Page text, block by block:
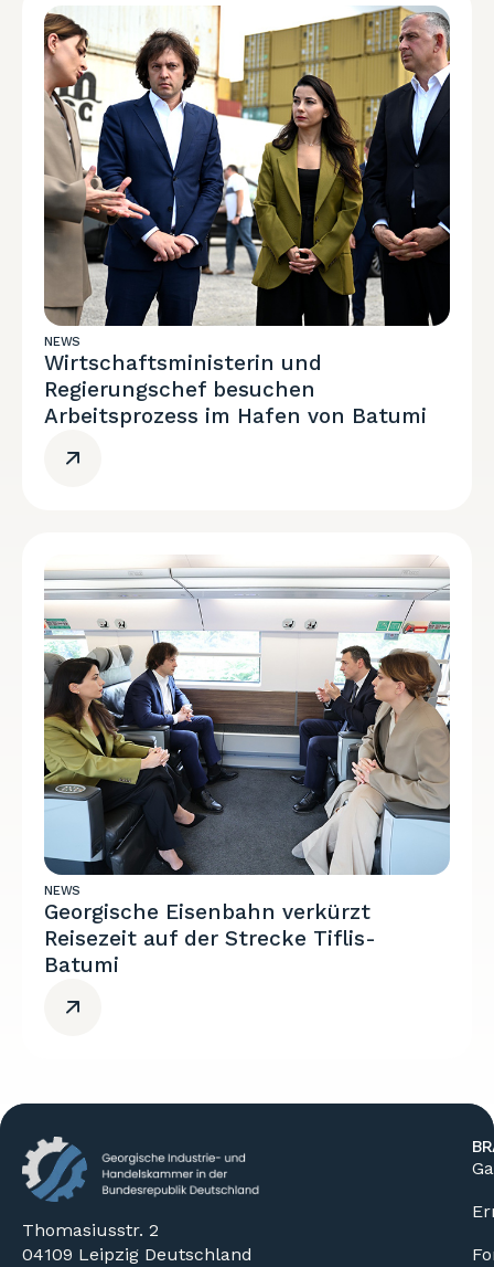
NEWS
Wirtschaftsministerin und
Regierungschef besuchen
Arbeitsprozess im Hafen von Batumi
NEWS
Georgische Eisenbahn verkürzt
Reisezeit auf der Strecke Tiflis-
Batumi
Thomasiusstr. 2
04109 Leipzig Deutschland